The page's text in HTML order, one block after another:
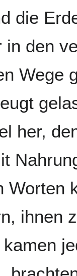
die
in den
Wege
her,
Worten
ihnen
kamen